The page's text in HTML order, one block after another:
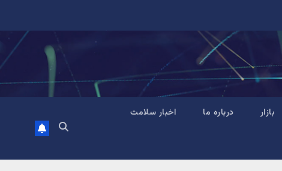
بازار درباره ما اخبار سلامت